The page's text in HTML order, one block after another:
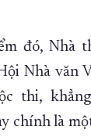
đó, Nhà
Nhà văn
thi,
chính là